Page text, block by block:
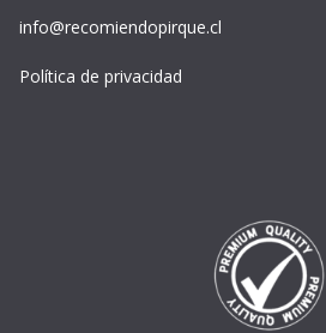
info@recomiendopirque.cl
Política de privacidad